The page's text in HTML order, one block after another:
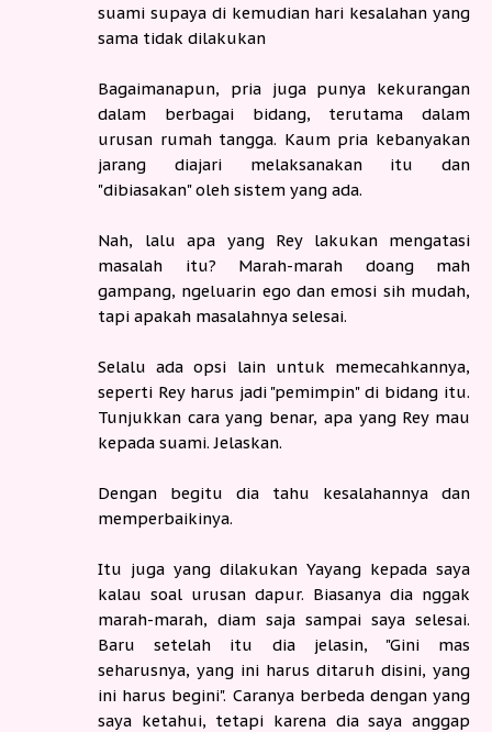
suami supaya di kemudian hari kesalahan yang
sama tidak dilakukan
Bagaimanapun, pria juga punya kekurangan
dalam berbagai bidang, terutama dalam
urusan rumah tangga. Kaum pria kebanyakan
jarang diajari melaksanakan itu dan
"dibiasakan" oleh sistem yang ada.
Nah, lalu apa yang Rey lakukan mengatasi
masalah itu? Marah-marah doang mah
gampang, ngeluarin ego dan emosi sih mudah,
tapi apakah masalahnya selesai.
Selalu ada opsi lain untuk memecahkannya,
seperti Rey harus jadi "pemimpin" di bidang itu.
Tunjukkan cara yang benar, apa yang Rey mau
kepada suami. Jelaskan.
Dengan begitu dia tahu kesalahannya dan
memperbaikinya.
Itu juga yang dilakukan Yayang kepada saya
kalau soal urusan dapur. Biasanya dia nggak
marah-marah, diam saja sampai saya selesai.
Baru setelah itu dia jelasin, "Gini mas
seharusnya, yang ini harus ditaruh disini, yang
ini harus begini". Caranya berbeda dengan yang
saya ketahui, tetapi karena dia saya anggap